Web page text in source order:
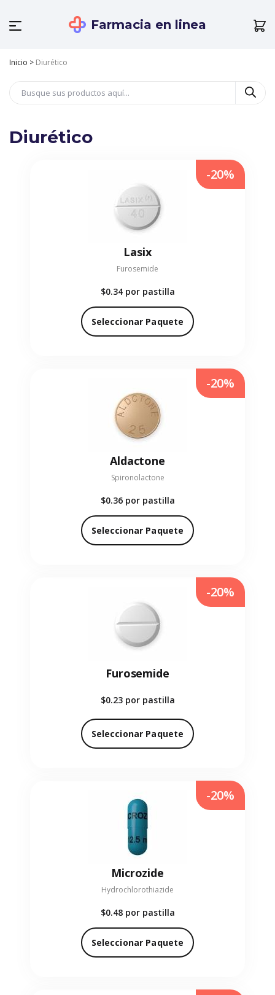
Farmacia en linea
Inicio > Diurético
Diurético
Lasix
Furosemide
$0.34 por pastilla
Seleccionar Paquete
-20%
Aldactone
Spironolactone
$0.36 por pastilla
Seleccionar Paquete
-20%
Furosemide
$0.23 por pastilla
Seleccionar Paquete
-20%
Microzide
Hydrochlorothiazide
$0.48 por pastilla
Seleccionar Paquete
-20%